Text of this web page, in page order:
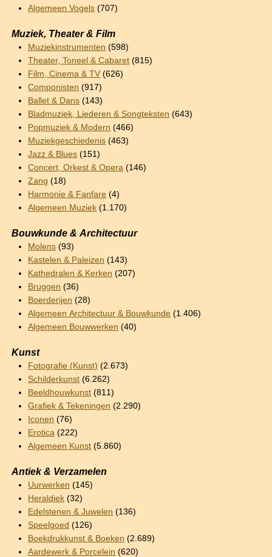
Algemeen Vogels (707)
Muziek, Theater & Film
Muziekinstrumenten (598)
Theater, Toneel & Cabaret (815)
Film, Cinema & TV (626)
Componisten (917)
Ballet & Dans (143)
Bladmuziek, Liederen & Songteksten (643)
Popmuziek & Modern (466)
Muziekgeschiedenis (463)
Jazz & Blues (151)
Concert, Orkest & Opera (146)
Zang (18)
Harmonie & Fanfare (4)
Algemeen Muziek (1.170)
Bouwkunde & Architectuur
Molens (93)
Kastelen & Paleizen (143)
Kathedralen & Kerken (207)
Bruggen (36)
Boerderijen (28)
Algemeen Architectuur & Bouwkunde (1.406)
Algemeen Bouwwerken (40)
Kunst
Fotografie (Kunst) (2.673)
Schilderkunst (6.262)
Beeldhouwkunst (811)
Grafiek & Tekeningen (2.290)
Iconen (76)
Erotica (222)
Algemeen Kunst (5.860)
Antiek & Verzamelen
Uurwerken (145)
Heraldiek (32)
Edelstenen & Juwelen (136)
Speelgoed (126)
Boekdrukkunst & Boeken (2.689)
Aardewerk & Porcelein (620)